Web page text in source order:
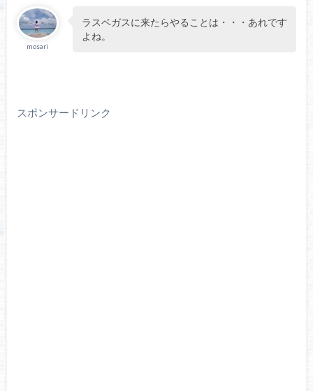
mosari
ラスベガスに来たらやることは・・・あれです
よね。
スポンサードリンク